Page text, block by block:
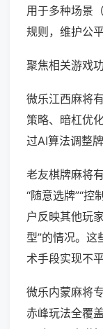
用于多种场景
规则，维护公平
聚焦相关游戏
微乐江西麻将
策略、暗杠优
过AI算法调整
老友棋牌麻将
“随意选牌”“控
户反映其他玩
型”的情况。
术手段实现不
微乐内蒙麻将
赤峰玩法全覆